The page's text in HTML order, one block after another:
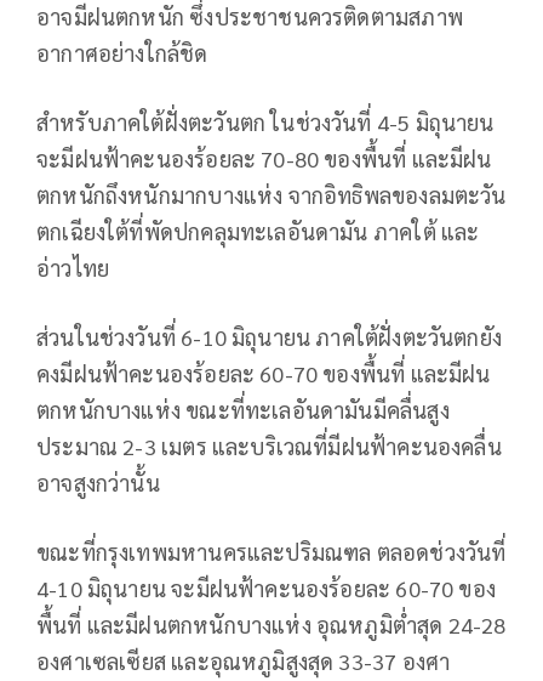
อาจมีฝนตกหนัก ซึ่งประชาชนควรติดตามสภาพ
อากาศอย่างใกล้ชิด
สำหรับภาคใต้ฝั่งตะวันตก ในช่วงวันที่ 4-5 มิถุนายน
จะมีฝนฟ้าคะนองร้อยละ 70-80 ของพื้นที่ และมีฝน
ตกหนักถึงหนักมากบางแห่ง จากอิทธิพลของลมตะวัน
ตกเฉียงใต้ที่พัดปกคลุมทะเลอันดามัน ภาคใต้ และ
อ่าวไทย
ส่วนในช่วงวันที่ 6-10 มิถุนายน ภาคใต้ฝั่งตะวันตกยัง
คงมีฝนฟ้าคะนองร้อยละ 60-70 ของพื้นที่ และมีฝน
ตกหนักบางแห่ง ขณะที่ทะเลอันดามันมีคลื่นสูง
ประมาณ 2-3 เมตร และบริเวณที่มีฝนฟ้าคะนองคลื่น
อาจสูงกว่านั้น
ขณะที่กรุงเทพมหานครและปริมณฑล ตลอดช่วงวันที่
4-10 มิถุนายน จะมีฝนฟ้าคะนองร้อยละ 60-70 ของ
พื้นที่ และมีฝนตกหนักบางแห่ง อุณหภูมิต่ำสุด 24-28
องศาเซลเซียส และอุณหภูมิสูงสุด 33-37 องศา